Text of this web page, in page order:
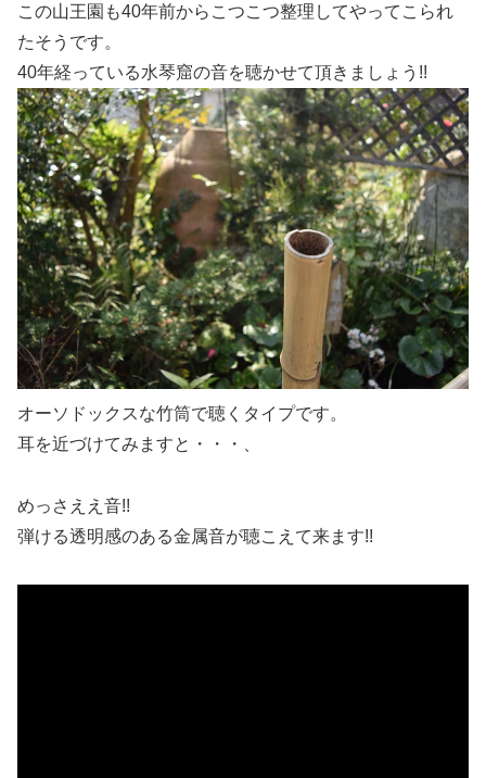
この山王園も40年前からこつこつ整理してやってこられ
たそうです。
40年経っている水琴窟の音を聴かせて頂きましょう!!
オーソドックスな竹筒で聴くタイプです。
耳を近づけてみますと・・・、
めっさええ音!!
弾ける透明感のある金属音が聴こえて来ます!!